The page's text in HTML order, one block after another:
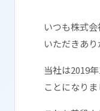
いつも株式
いただきあり
当社は2019
ことになりま